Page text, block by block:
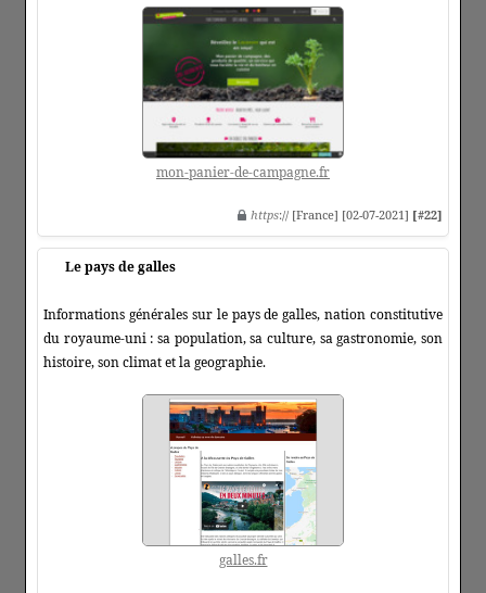
mon-panier-de-campagne.fr
https:// [France] [02-07-2021] [#22]
Le pays de galles
Informations générales sur le pays de galles, nation constitutive
du royaume-uni : sa population, sa culture, sa gastronomie, son
histoire, son climat et la geographie.
galles.fr